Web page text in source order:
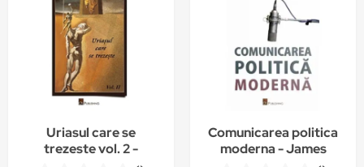
Uriasul care se
trezeste vol. 2 -
Comunicarea politica
moderna - James